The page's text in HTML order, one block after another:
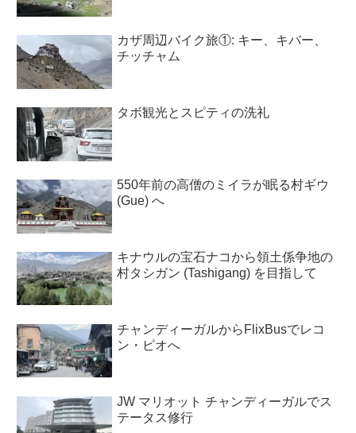
カザ周辺バイク旅①: キー、キバー、
チッチャム
タボ観光とスピティの洗礼
550年前の高僧のミイラが眠る村ギウ
(Gue) へ
キナウルの宝石ナコから領土係争地の
村タシガン (Tashigang) を目指して
チャンディーガルからFlixBusでレコ
ン・ピオへ
JW マリオット チャンディーガルでス
テータス修行